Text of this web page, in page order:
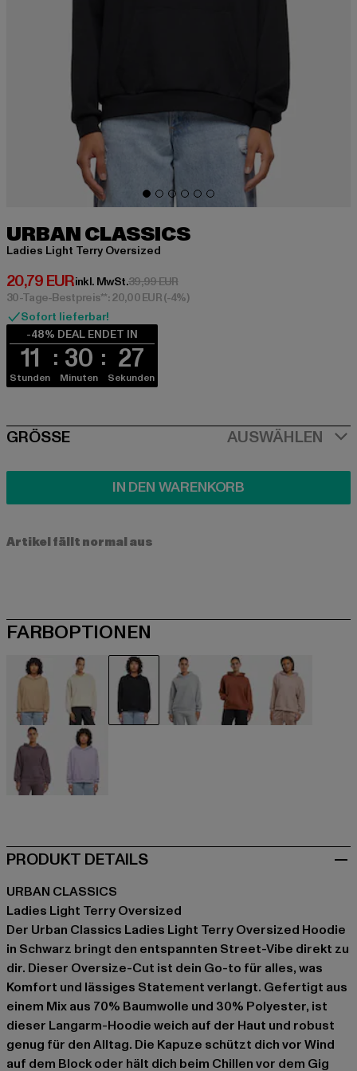
URBAN CLASSICS
Ladies Light Terry Oversized
20,79 EUR
Derzeitiger Preis: 20,79 EUR
inkl. MwSt.39,99 EURAktionspreis: 39,99 EUR
30-Tage-Bestpreis**: 20,00 EUR(-4%)
Sofort lieferbar!
-48% DEAL ENDET IN
11
Stunden
30
Minuten
26
Sekunden
SIZE
GRÖSSE AUSWÄHLEN
IN DEN WARENKORB
Artikel fällt normal aus
FARBOPTIONEN
beige beige
PRODUKT DETAILS
URBAN CLASSICS
Ladies Light Terry Oversized
Der Urban Classics Ladies Light Terry Oversized Hoodie
in Schwarz bringt den entspannten Street-Vibe direkt zu
dir. Dieser Oversize-Cut ist dein Go-to für alles, was
Komfort und lässiges Statement verlangt. Gefertigt aus
einem Mix aus 70% Baumwolle und 30% Polyester, ist
dieser Langarm-Hoodie weich auf der Haut und robust
genug für den Alltag. Die Kapuze schützt dich vor Wind
auf dem Block oder hält dich beim Chillen vor dem Gig